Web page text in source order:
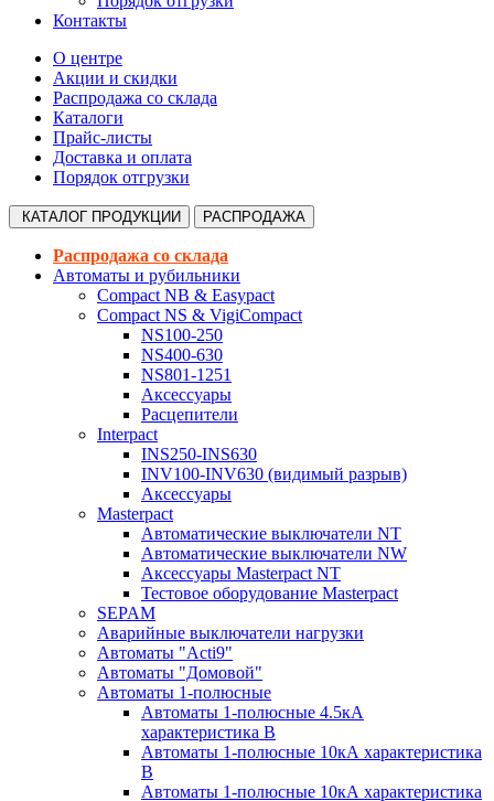
Контакты
О центре
Акции и скидки
Распродажа со склада
Каталоги
Прайс-листы
Доставка и оплата
Порядок отгрузки
КАТАЛОГ ПРОДУКЦИИ РАСПРОДАЖА
Распродажа со склада
Автоматы и рубильники
Compact NB & Easypact
Compact NS & VigiCompact
NS100-250
NS400-630
NS801-1251
Аксессуары
Расцепители
Interpact
INS250-INS630
INV100-INV630 (видимый разрыв)
Аксессуары
Masterpact
Автоматические выключатели NT
Автоматические выключатели NW
Аксессуары Masterpact NT
Тестовое оборудование Masterpact
SEPAM
Аварийные выключатели нагрузки
Автоматы "Acti9"
Автоматы "Домовой"
Автоматы 1-полюсные
Автоматы 1-полюсные 4.5кА
характеристика В
Автоматы 1-полюсные 10кА характеристика
B
Автоматы 1-полюсные 10кА характеристика